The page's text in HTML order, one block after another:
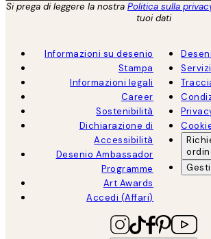
Si prega di leggere la nostra Politica sulla
tuoi dati
Informazioni su desenio
Stampa
Informazioni legali
Career
Sostenibilità
Dichiarazione di
Accessibilità
Desenio Ambassador
Programme
Art Awards
Accedi (Affari)